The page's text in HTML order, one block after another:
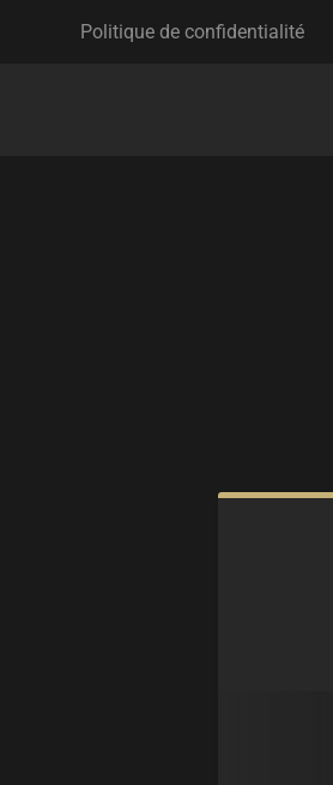
Politique de confidentialité